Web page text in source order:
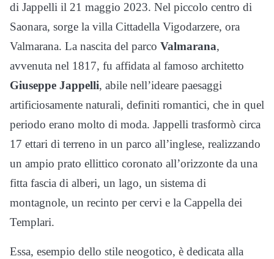
di Jappelli il 21 maggio 2023. Nel piccolo centro di
Saonara, sorge la villa Cittadella Vigodarzere, ora
Valmarana. La nascita del parco Valmarana,
avvenuta nel 1817, fu affidata al famoso architetto
Giuseppe Jappelli, abile nell’ideare paesaggi
artificiosamente naturali, definiti romantici, che in quel
periodo erano molto di moda. Jappelli trasformò circa
17 ettari di terreno in un parco all’inglese, realizzando
un ampio prato ellittico coronato all’orizzonte da una
fitta fascia di alberi, un lago, un sistema di
montagnole, un recinto per cervi e la Cappella dei
Templari.
Essa, esempio dello stile neogotico, è dedicata alla